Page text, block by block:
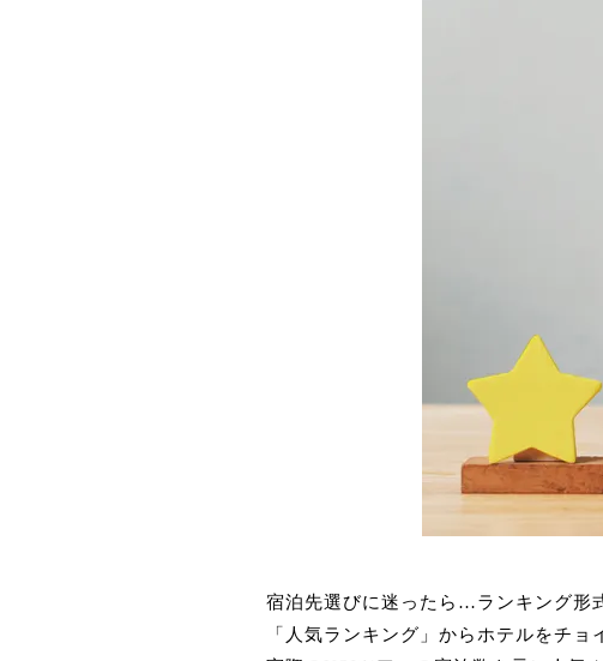
宿泊先選びに迷ったら…ランキング形
「人気ランキング」からホテルをチョ